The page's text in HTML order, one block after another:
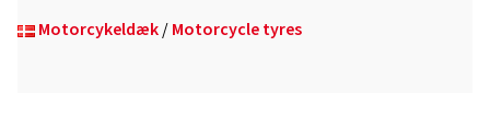
Motorcykeldæk/Motorcycle tyres